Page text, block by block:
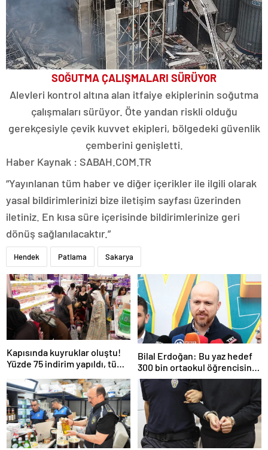
SOĞUTMA ÇALIŞMALARI SÜRÜYOR
Alevleri kontrol altına alan itfaiye ekiplerinin soğutma
çalışmaları sürüyor. Öte yandan riskli olduğu
gerekçesiyle çevik kuvvet ekipleri, bölgedeki güvenlik
çemberini genişletti.
Haber Kaynak : SABAH.COM.TR
“Yayınlanan tüm haber ve diğer içerikler ile ilgili olarak
yasal bildirimlerinizi bize iletişim sayfası üzerinden
iletiniz. En kısa süre içerisinde bildirimlerinize geri
dönüş sağlanılacaktır.”
Hendek Patlama Sakarya
Kapısında kuyruklar oluştu!
Yüzde 75 indirim yapıldı, tüm
Bilal Erdoğan: Bu yaz hedef
300 bin ortaokul öğrencisini
yaz okullarında ağırlamak